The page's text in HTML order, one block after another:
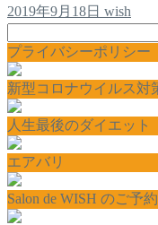
2019年9月18日 wish
プライバシーポリシー
新型コロナウイルス対
人生最後のダイエット
エアバリ
Salon de WISH のご予約